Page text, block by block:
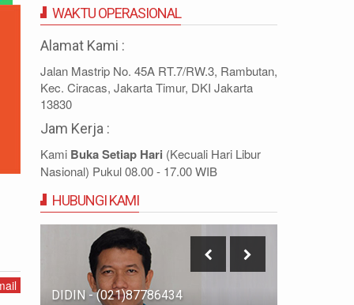
WAKTU OPERASIONAL
Alamat Kami :
Jalan Mastrip No. 45A RT.7/RW.3, Rambutan,
Kec. Ciracas, Jakarta Timur, DKI Jakarta
13830
Jam Kerja :
Kami Buka Setiap Hari (Kecuali Hari Libur
Nasional) Pukul 08.00 - 17.00 WIB
HUBUNGI KAMI
IDRIS - (021)87786435